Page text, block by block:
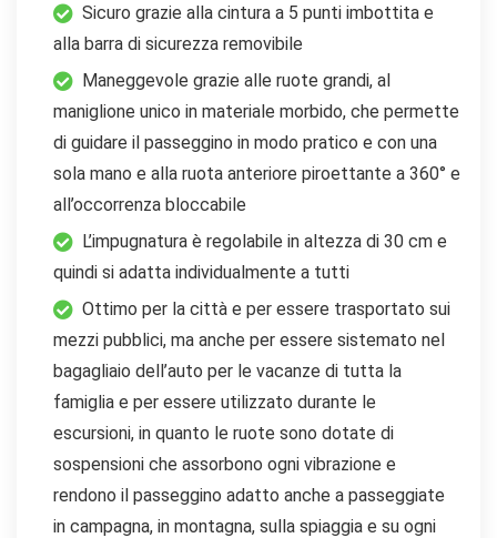
Sicuro grazie alla cintura a 5 punti imbottita e
alla barra di sicurezza removibile
Maneggevole grazie alle ruote grandi, al
maniglione unico in materiale morbido, che permette
di guidare il passeggino in modo pratico e con una
sola mano e alla ruota anteriore piroettante a 360° e
all’occorrenza bloccabile
L’impugnatura è regolabile in altezza di 30 cm e
quindi si adatta individualmente a tutti
Ottimo per la città e per essere trasportato sui
mezzi pubblici, ma anche per essere sistemato nel
bagagliaio dell’auto per le vacanze di tutta la
famiglia e per essere utilizzato durante le
escursioni, in quanto le ruote sono dotate di
sospensioni che assorbono ogni vibrazione e
rendono il passeggino adatto anche a passeggiate
in campagna, in montagna, sulla spiaggia e su ogni